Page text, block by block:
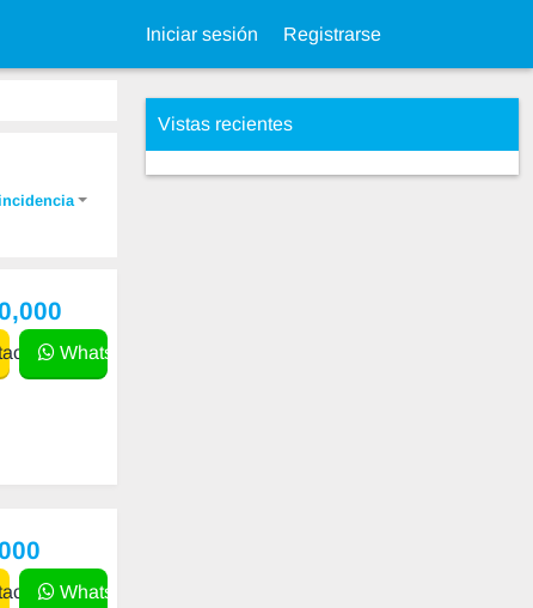
Iniciar sesión Registrarse
WhatsApp
WhatsApp
Vistas recientes